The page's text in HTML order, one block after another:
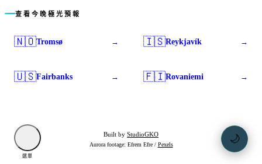
查看今晚極光預報
🇳🇴Tromsø → 🇮🇸Reykjavík →
🇺🇸Fairbanks → 🇫🇮Rovaniemi →
Built by StudioGKO
Aurora footage: Efrem Efre / Pexels 🌙
選單